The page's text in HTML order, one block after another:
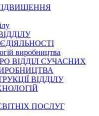
виробництва
ВІДДІЛ СУЧАСНИХ
ВІДДІЛУ
ПОСЛУГ